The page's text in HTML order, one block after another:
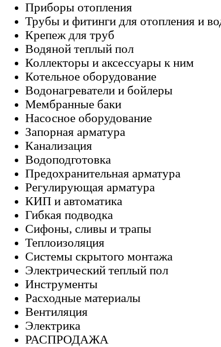
Приборы отопления
Трубы и фитинги для отопления и
Крепеж для труб
Водяной теплый пол
Коллекторы и аксессуары к ним
Котельное оборудование
Водонагреватели и бойлеры
Мембранные баки
Насосное оборудование
Запорная арматура
Канализация
Водоподготовка
Предохранительная арматура
Регулирующая арматура
КИП и автоматика
Гибкая подводка
Сифоны, сливы и трапы
Теплоизоляция
Системы скрытого монтажа
Электрический теплый пол
Инструменты
Расходные материалы
Вентиляция
Электрика
РАСПРОДАЖА